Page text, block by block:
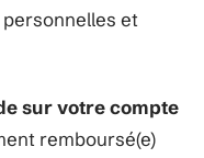
et
sur votre compte
remboursé(e)